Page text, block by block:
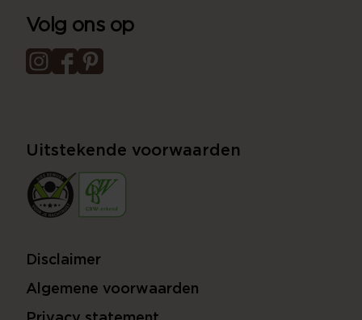
Volg ons op
Uitstekende voorwaarden
Disclaimer
Algemene voorwaarden